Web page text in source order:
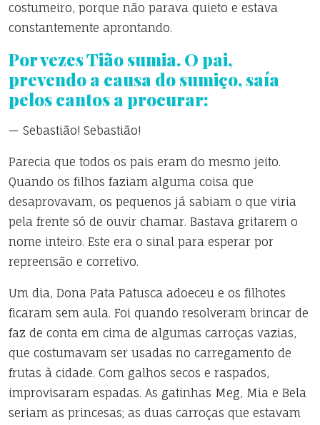
costumeiro, porque não parava quieto e estava
constantemente aprontando.
Por vezes Tião sumia. O pai,
prevendo a causa do sumiço, saía
pelos cantos a procurar:
— Sebastião! Sebastião!
Parecia que todos os pais eram do mesmo jeito.
Quando os filhos faziam alguma coisa que
desaprovavam, os pequenos já sabiam o que viria
pela frente só de ouvir chamar. Bastava gritarem o
nome inteiro. Este era o sinal para esperar por
repreensão e corretivo.
Um dia, Dona Pata Patusca adoeceu e os filhotes
ficaram sem aula. Foi quando resolveram brincar de
faz de conta em cima de algumas carroças vazias,
que costumavam ser usadas no carregamento de
frutas à cidade. Com galhos secos e raspados,
improvisaram espadas. As gatinhas Meg, Mia e Bela
seriam as princesas; as duas carroças que estavam